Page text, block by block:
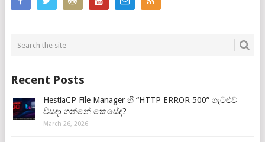
Recent Posts
HestiaCP File Manager හි “HTTP ERROR 500” ගැටළුව
විසඳා ගන්නේ කෙසේද?
March 26, 2026